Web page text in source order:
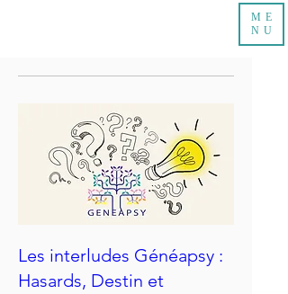
ME
NU
Les interludes Généapsy :
Hasards, Destin et